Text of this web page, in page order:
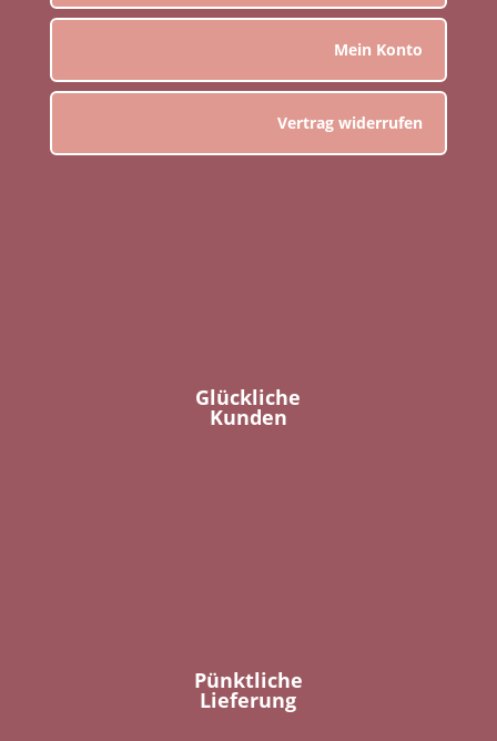
Mein Konto
Vertrag widerrufen
Glückliche
Kunden
Pünktliche
Lieferung